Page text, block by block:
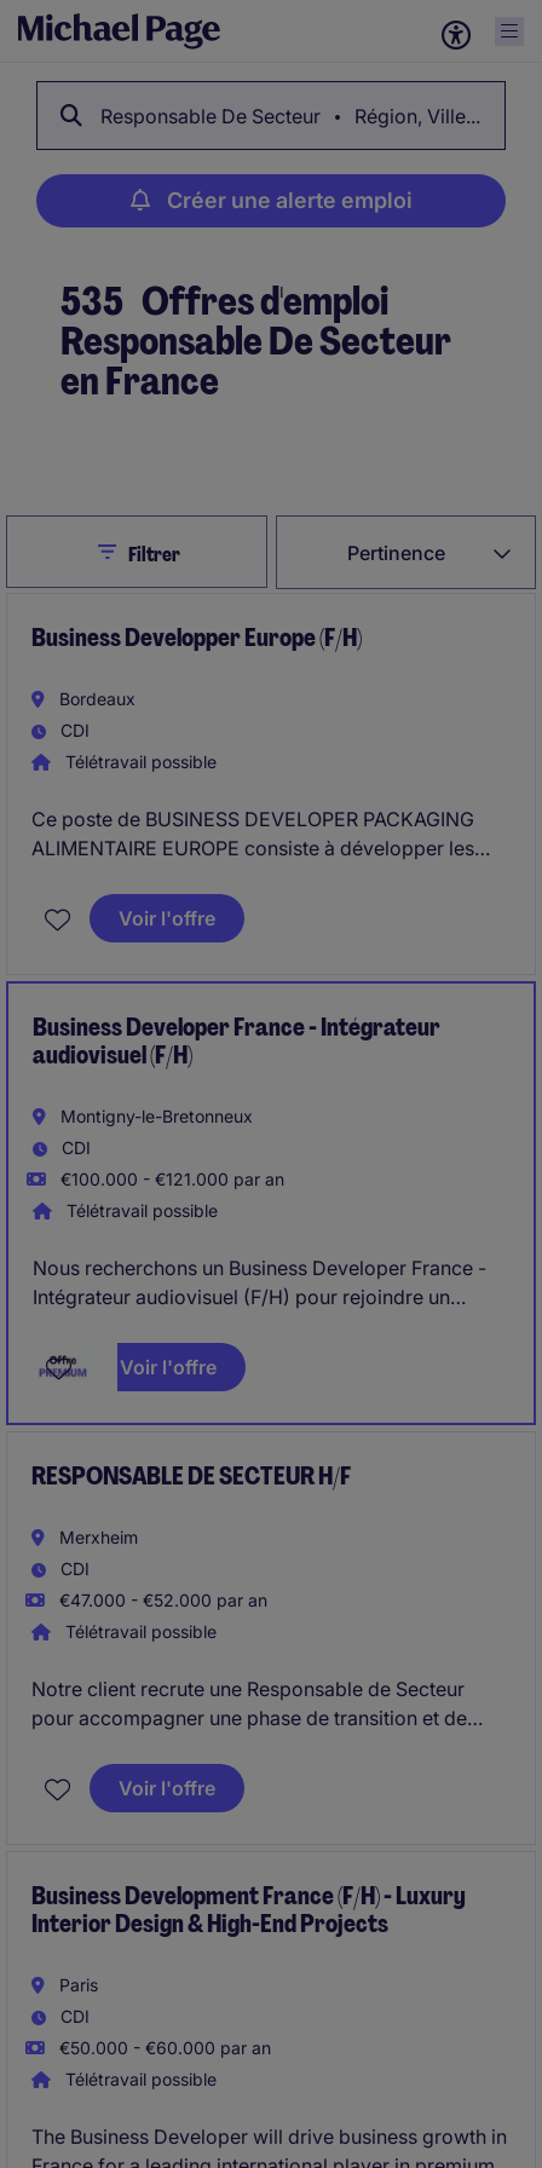
Responsable De Secteur Région, Ville...
Créer une alerte emploi
535 Offres d'emploi
Responsable De Secteur
en France
Pertinence
CloseFiltrer
Business Developper Europe (F/H)
Bordeaux
CDI
Télétravail possible
Ce poste de BUSINESS DEVELOPER PACKAGING
ALIMENTAIRE EUROPE consiste à développer les
des producteurs alimentaires et des utilisateurs
industriels finaux. Il s'adresse à des professionnels
partenariats à long terme
Voir l'offre
Business Developer France - Intégrateur
audiovisuel (F/H)
Montigny-le-Bretonneux
CDI
€100.000 - €121.000 par an
Télétravail possible
Nous recherchons un Business Developer France -
Intégrateur audiovisuel (F/H) pour rejoindre un
et digitales. Basé à Montigny-le-Bretonneux, le poste
couvre le marché français et porte sur des projets
l'automobile et le corporate.
Voir l'offre
RESPONSABLE DE SECTEUR H/F
Merxheim
CDI
€47.000 - €52.000 par an
Télétravail possible
Notre client recrute une Responsable de Secteur
pour accompagner une phase de transition et de
présence terrain, présence siège et coordination
européenne sur plusieurs segments à forte technicité.
Voir l'offre
Business Development France (F/H) - Luxury
Interior Design & High-End Projects
Paris
CDI
€50.000 - €60.000 par an
Télétravail possible
The Business Developer will drive business growth in